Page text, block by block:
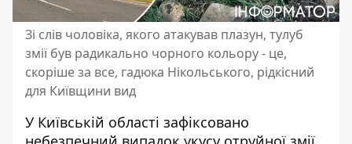
Зі слів чоловіка, якого атакував плазун, тулуб
змії був радикально чорного кольору - це,
скоріше за все, гадюка Нікольського, рідкісний
для Київщини вид
У Київській області зафіксовано